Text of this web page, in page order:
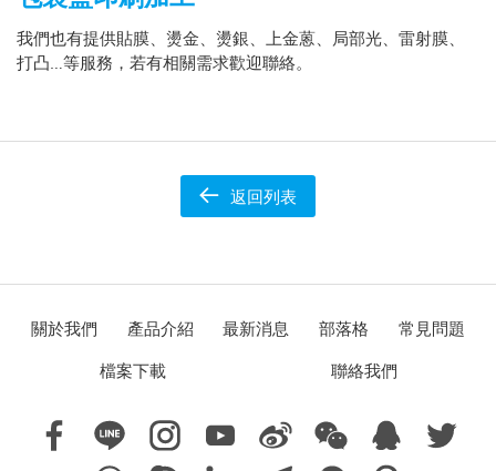
我們也有提供貼膜、燙金、燙銀、上金蒽、局部光、雷射膜、
打凸…等服務，若有相關需求歡迎聯絡。
返回列表
關於我們 產品介紹 最新消息 部落格
常見問題
檔案下載
聯絡我們